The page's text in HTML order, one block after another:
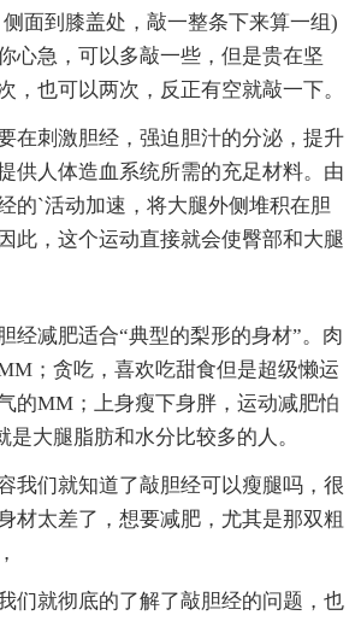
面到膝盖处，敲一整条下来算一组)
心急，可以多敲一些，但是贵在坚
，也可以两次，反正有空就敲一下。
在刺激胆经，强迫胆汁的分泌，提升
供人体造血系统所需的充足材料。由
的`活动加速，将大腿外侧堆积在胆
此，这个运动直接就会使臀部和大腿
经减肥适合“典型的梨形的身材”。肉
；贪吃，喜欢吃甜食但是超级懒运
的MM；上身瘦下身胖，运动减肥怕
大腿脂肪和水分比较多的人。
我们就知道了敲胆经可以瘦腿吗，很
材太差了，想要减肥，尤其是那双粗
们就彻底的了解了敲胆经的问题，也